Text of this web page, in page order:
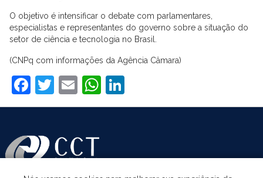
O objetivo é intensificar o debate com parlamentares,
especialistas e representantes do governo sobre a situação do
setor de ciência e tecnologia no Brasil.
(CNPq com informações da Agência Câmara)
Facebook
Twitter
EmailWhatsApp